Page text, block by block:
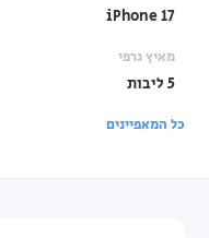
iPhone 17
מאיץ גרפי
5 ליבות
כל המאפיינים